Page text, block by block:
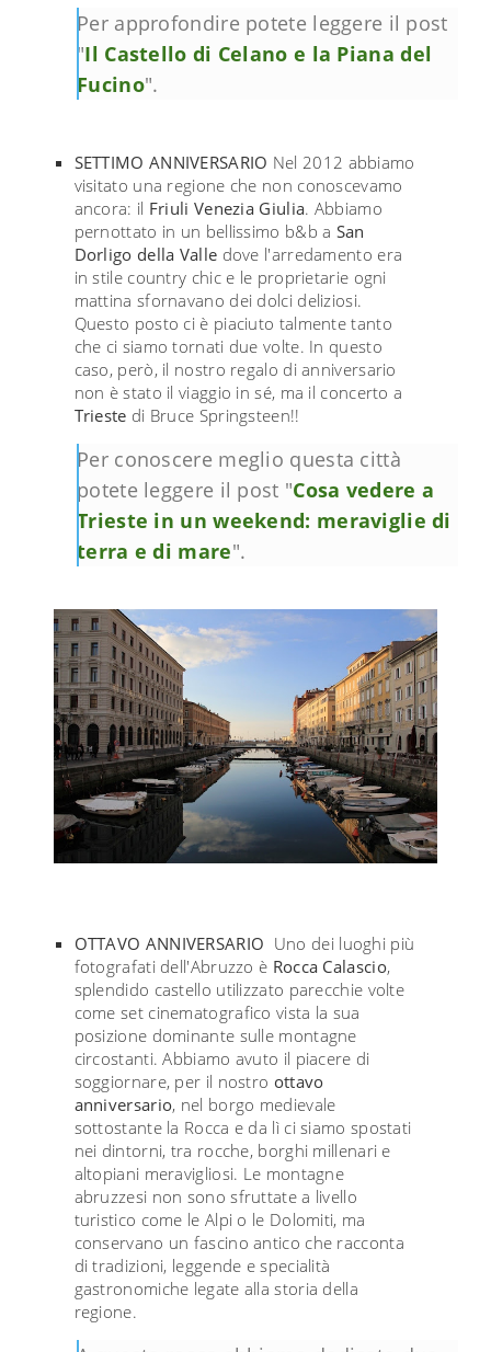
Per approfondire potete leggere il post
"Il Castello di Celano e la Piana del
Fucino".
SETTIMO ANNIVERSARIO Nel 2012 abbiamo
visitato una regione che non conoscevamo
ancora: il Friuli Venezia Giulia. Abbiamo
pernottato in un bellissimo b&b a San
Dorligo della Valle dove l'arredamento era
in stile country chic e le proprietarie ogni
mattina sfornavano dei dolci deliziosi.
Questo posto ci è piaciuto talmente tanto
che ci siamo tornati due volte. In questo
caso, però, il nostro regalo di anniversario
non è stato il viaggio in sé, ma il concerto a
Trieste di Bruce Springsteen!!
Per conoscere meglio questa città
potete leggere il post "Cosa vedere a
Trieste in un weekend: meraviglie di
terra e di mare".
OTTAVO ANNIVERSARIO Uno dei luoghi più
fotografati dell'Abruzzo è Rocca Calascio,
splendido castello utilizzato parecchie volte
come set cinematografico vista la sua
posizione dominante sulle montagne
circostanti. Abbiamo avuto il piacere di
soggiornare, per il nostro ottavo
anniversario, nel borgo medievale
sottostante la Rocca e da lì ci siamo spostati
nei dintorni, tra rocche, borghi millenari e
altopiani meravigliosi. Le montagne
abruzzesi non sono sfruttate a livello
turistico come le Alpi o le Dolomiti, ma
conservano un fascino antico che racconta
di tradizioni, leggende e specialità
gastronomiche legate alla storia della
regione.